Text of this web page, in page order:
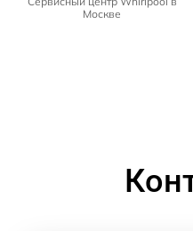
Москве